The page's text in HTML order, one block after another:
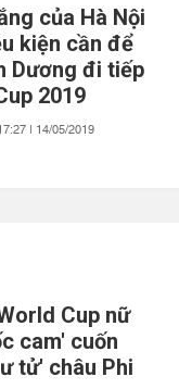
của Hà Nội
kiện cần để
Dương đi tiếp
2019
| 14/05/2019
Cup nữ
cam' cuốn
tử' châu Phi